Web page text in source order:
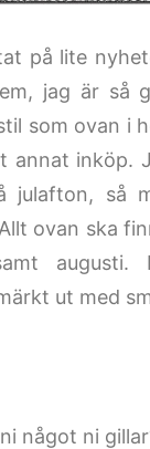
på lite
jag är så
som ovan i
annat inköp.
julafton, så
ovan ska
augusti.
ut med
något ni